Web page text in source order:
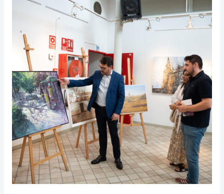
inaugura
exposición
XIX
Certamen
de
Pintura
al
Aire
Libre